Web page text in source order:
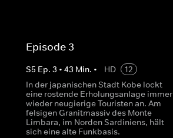
Episode 3
S5 Ep. 3 • 43 Min. • HD
12
In der japanischen Stadt Kobe lockt
eine rostende Erholungsanlage immer
wieder neugierige Touristen an. Am
felsigen Granitmassiv des Monte
Limbara, im Norden Sardiniens, hält
sich eine alte Funkbasis.